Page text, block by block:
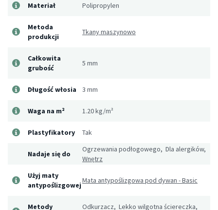
Materiał Polipropylen
Metoda
produkcji
Tkany maszynowo
Całkowita
grubość
5 mm
Długość włosia 3 mm
Waga na m² 1.20 kg/m²
Plastyfikatory Tak
Nadaje się do
Ogrzewania podłogowego, Dla alergików,
Wnętrz
Użyj maty
antypoślizgowej
Mata antypoślizgowa pod dywan - Basic
Metody
Odkurzacz, Lekko wilgotna ściereczka,